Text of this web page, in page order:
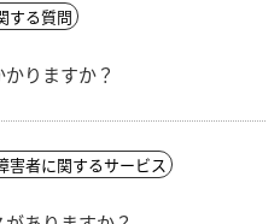
する質問
りますか？
害者に関するサービス